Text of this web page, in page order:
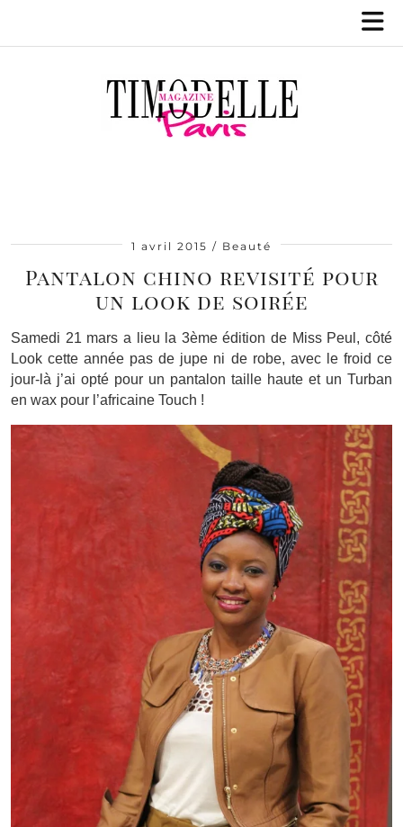
1 avril 2015 Beauté
Pantalon chino revisité pour
un look de soirée
Samedi 21 mars a lieu la 3ème édition de Miss Peul, côté
Look cette année pas de jupe ni de robe, avec le froid ce
jour-là j’ai opté pour un pantalon taille haute et un Turban
en wax pour l’africaine Touch !